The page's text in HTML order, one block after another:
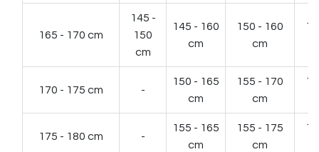
165 - 170 cm
145 -
150
cm
145 - 160
cm
150 - 160
cm
170 - 175 cm -
150 - 165
cm
155 - 170
cm
175 - 180 cm -
155 - 165
cm
155 - 175
cm